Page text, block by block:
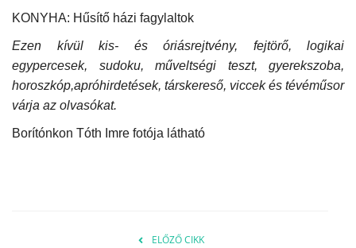
KONYHA: Hűsítő házi fagylaltok
Ezen kívül kis- és óriásrejtvény, fejtörő, logikai
egypercesek, sudoku, műveltségi teszt, gyerekszoba,
horoszkóp,apróhirdetések, társkereső, viccek és tévéműsor
várja az olvasókat.
Borítónkon Tóth Imre fotója látható
ELŐZŐ CIKK